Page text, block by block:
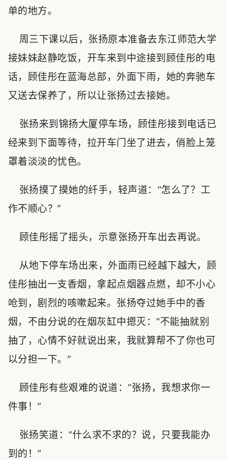
单的地方。
周三下课以后，张扬原本准备去东江师范大学
接妹妹赵静吃饭，开车来到中途接到顾佳彤的电
话，顾佳彤在蓝海总部，外面下雨，她的奔驰车
又送去保养了，所以让张扬过去接她。
张扬来到锦扬大厦停车场，顾佳彤接到电话已
经来到下面等待，拉开车门坐了进去，俏脸上笼
罩着淡淡的忧色。
张扬摸了摸她的纤手，轻声道：“怎么了？工
作不顺心？”
顾佳彤摇了摇头，示意张扬开车出去再说。
从地下停车场出来，外面雨已经越下越大，顾
佳彤抽出一支香烟，拿起点烟器点燃，却不小心
呛到，剧烈的咳嗽起来。张扬夺过她手中的香
烟，不由分说的在烟灰缸中摁灭：“不能抽就别
抽了，心情不好就说出来，我就算帮不了你也可
以分担一下。”
顾佳彤有些艰难的说道：“张扬，我想求你一
件事！”
张扬笑道：“什么求不求的？说，只要我能办
到的！”